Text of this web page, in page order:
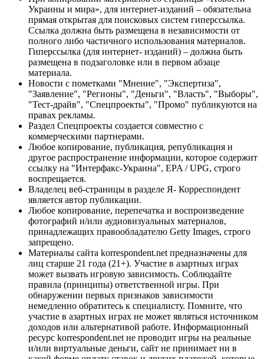
Украины и мира», для интернет-изданий – обязательна
прямая открытая для поисковых систем гиперссылка.
Ссылка должна быть размещена в независимости от
полного либо частичного использования материалов.
Гиперссылка (для интернет- изданий) – должна быть
размещена в подзаголовке или в первом абзаце
материала.
Новости с пометками "Мнение", "Экспертиза",
"Заявление", "Регионы", "Деньги", "Власть", "Выборы",
"Тест-драйв", "Спецпроекты", "Промо" публикуются на
правах рекламы.
Раздел Спецпроекты создается совместно с
коммерческими партнерами.
Любое копирование, публикация, републикация и
другое распространение информации, которое содержит
ссылку на "Интерфакс-Украина", EPA / UPG, строго
воспрещается.
Владелец веб-страницы в разделе Я- Корреспондент
является автор публикации.
Любое копирование, перепечатка и воспроизведение
фотографий и/или аудиовизуальных материалов,
принадлежащих правообладателю Getty Images, строго
запрещено.
Материалы сайта korrespondent.net предназначены для
лиц старше 21 года (21+). Участие в азартных играх
может вызвать игровую зависимость. Соблюдайте
правила (принципы) ответственной игры. При
обнаружении первых признаков зависимости
немедленно обратитесь к специалисту. Помните, что
участие в азартных играх не может являться источником
доходов или альтернативой работе. Информационный
ресурс korrespondent.net не проводит игры на реальные
и/или виртуальные деньги, сайт не принимает ни в